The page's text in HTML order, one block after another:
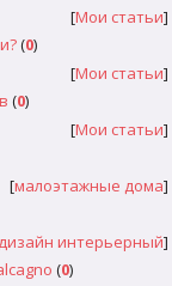
[Мои статьи]
(0)
[Мои статьи]
(0)
[Мои статьи]
[малоэтажные дома]
интерьерный]
(0)